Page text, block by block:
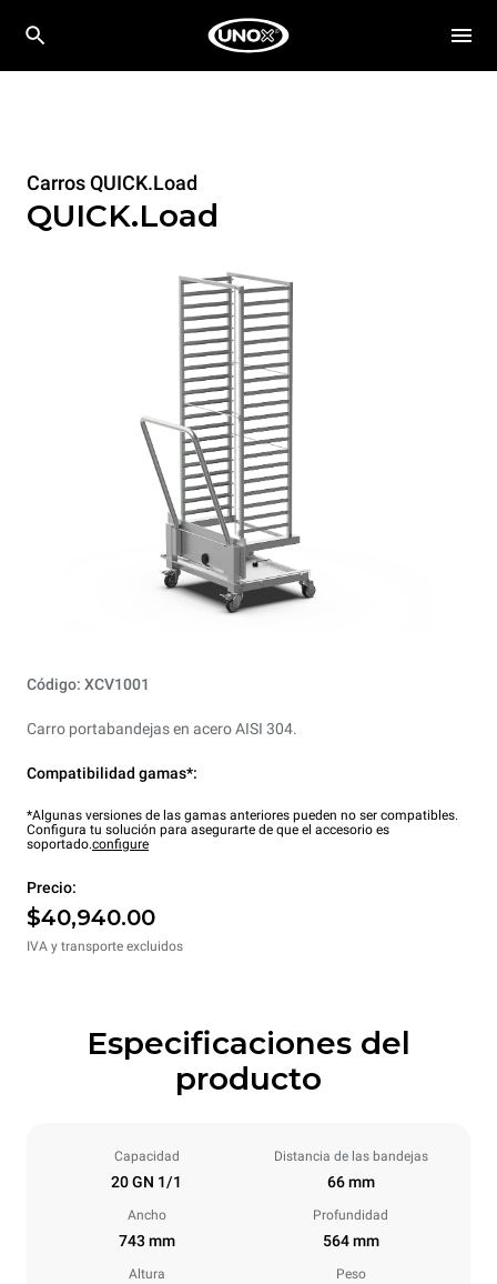
Carros QUICK.Load
QUICK.Load
Código: XCV1001
Carro portabandejas en acero AISI 304.
Compatibilidad gamas*:
*Algunas versiones de las gamas anteriores pueden no ser compatibles.
Configura tu solución para asegurarte de que el accesorio es
soportado.configure
Precio:
$40,940.00
IVA y transporte excluidos
Especificaciones del
producto
Capacidad
20 GN 1/1
Distancia de las bandejas
66 mm
Ancho
743 mm
Profundidad
564 mm
Altura Peso